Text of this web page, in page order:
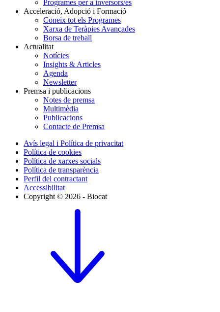
Programes per a inversors/es
Acceleració, Adopció i Formació
Coneix tot els Programes
Xarxa de Teràpies Avançades
Borsa de treball
Actualitat
Notícies
Insights & Articles
Agenda
Newsletter
Premsa i publicacions
Notes de premsa
Multimèdia
Publicacions
Contacte de Premsa
Avís legal i Política de privacitat
Política de cookies
Política de xarxes socials
Política de transparència
Perfil del contractant
Accessibilitat
Copyright © 2026 - Biocat